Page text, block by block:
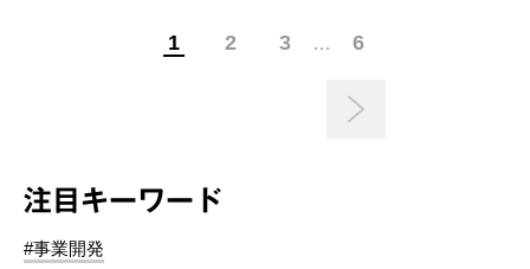
1 2 3 … 6
注目キーワード
#事業開発